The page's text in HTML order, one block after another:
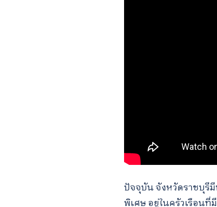
ปัจจุบัน จังหวัดราชบุรี
พิเศษ อยู่ในครัวเรือนที่